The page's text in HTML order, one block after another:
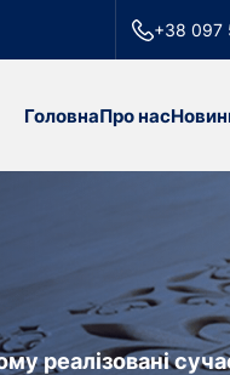
+38 097
ГоловнаПро нас
реалізовані